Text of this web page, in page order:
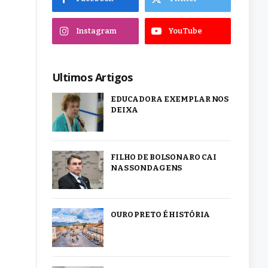
Instagram YouTube
Ultimos Artigos
EDUCADORA EXEMPLAR NOS
DEIXA
FILHO DE BOLSONARO CAI
NAS SONDAGENS
OURO PRETO É HISTÓRIA